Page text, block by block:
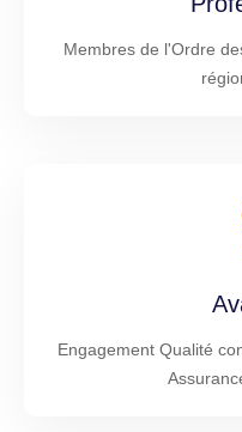
Membres de l'Ordre
Engagement Qualité